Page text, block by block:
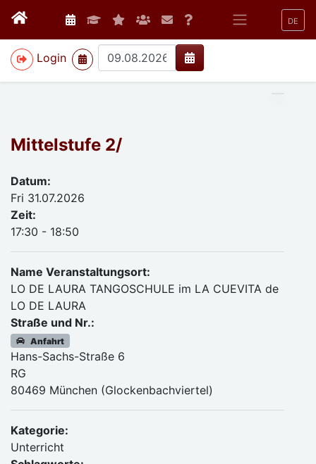
DE
Login
>
Mittelstufe 2/
Datum:
Fri 31.07.2026
Zeit:
17:30 - 18:50
Name Veranstaltungsort:
LO DE LAURA TANGOSCHULE im LA CUEVITA de
LO DE LAURA
Straße und Nr.:
Anfahrt
Hans-Sachs-Straße 6
RG
80469 München (Glockenbachviertel)
Kategorie:
Unterricht